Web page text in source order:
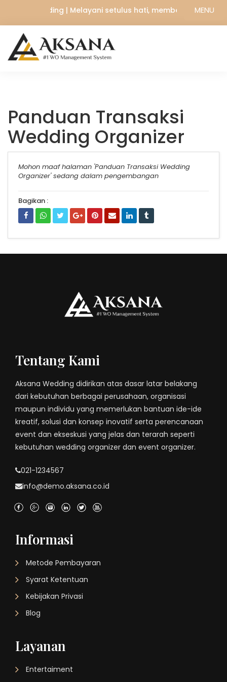
Wedding | Melayani setulus hati, memberikan yang
Panduan Transaksi
Wedding Organizer
Mohon maaf halaman 'Panduan Transaksi Wedding
Organizer' sedang dalam pengembangan
Bagikan :
Tentang Kami
Aksana Wedding didirikan atas dasar latar belakang
dari kebutuhan berbagai perusahaan, organisasi
maupun individu yang memerlukan bantuan ide-ide
kreatif, solusi dan konsep inovatif serta perencanaan
event dan ekseskusi yang jelas dan terarah seperti
kebutuhan wedding organizer dan event organizer.
021-1234567
info@demo.aksana.co.id
Informasi
Metode Pembayaran
Syarat Ketentuan
Kebijakan Privasi
Blog
Layanan
Entertaiment
MENU